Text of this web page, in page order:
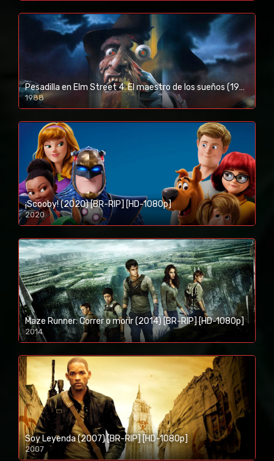
Pesadilla en Elm Street 4: El maestro de los sueños (1988) [BR-RIP] [HD-1080p]
1988
¡Scooby! (2020) [BR-RIP] [HD-1080p]
2020
1080p/720p
Maze Runner: Correr o morir (2014) [BR-RIP] [HD-1080p]
2014
1080p/720p
Soy Leyenda (2007) [BR-RIP] [HD-1080p]
2007
1080p/720p